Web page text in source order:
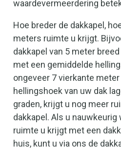
waardevermeerdering
Hoe breder de dakkapel,
meters ruimte u krijgt.
dakkapel van 5 meter
met een gemiddelde
ongeveer 7 vierkante
hellingshoek van uw dak
graden, krijgt u nog meer
dakkapel. Als u nauwkeurig
ruimte u krijgt met een
huis, kunt u via ons de